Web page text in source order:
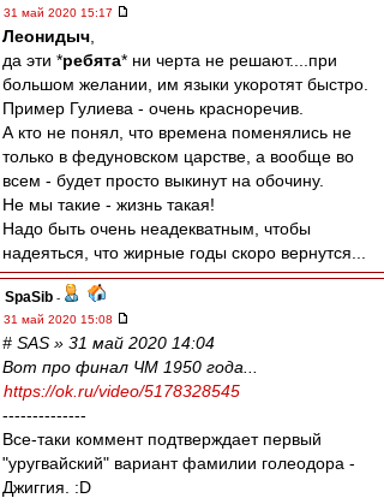
31 май 2020 15:17
Леонидыч
да эти *ребята* ни черта не решают....при
большом желании, им языки укоротят быстро.
Пример Гулиева - очень красноречив.
А кто не понял, что времена поменялись не
только в федуновском царстве, а вообще во
всем - будет просто выкинут на обочину.
Не мы такие - жизнь такая!
Надо быть очень неадекватным, чтобы
надеяться, что жирные годы скоро вернутся...
SpaSib -
31 май 2020 15:08
# SAS » 31 май 2020 14:04
Вот про финал ЧМ 1950 года...
https://ok.ru/video/5178328545
--------------
Все-таки коммент подтверждает первый
"уругвайский" вариант фамилии голеодора -
Джиггия. :D